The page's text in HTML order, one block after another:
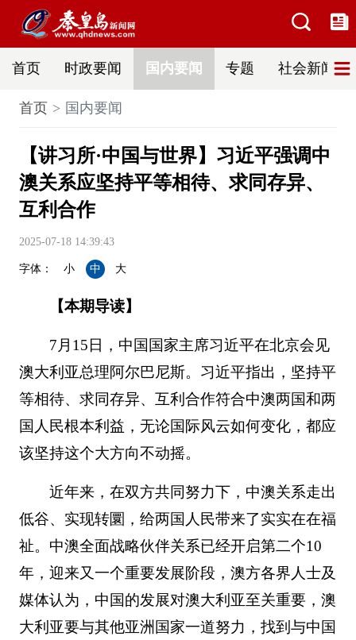
首页 时政要闻 国内要闻 专题 社会新闻
首页 国内要闻
【讲习所·中国与世界】习近平强调中
澳关系应坚持平等相待、求同存异、
互利合作
2025-07-18 14:39:43
字体： 小 中 大
【本期导读】
7月15日，中国国家主席习近平在北京会见
澳大利亚总理阿尔巴尼斯。习近平指出，坚持平
等相待、求同存异、互利合作符合中澳两国和两
国人民根本利益，无论国际风云如何变化，都应
该坚持这个大方向不动摇。
近年来，在双方共同努力下，中澳关系走出
低谷、实现转圜，给两国人民带来了实实在在福
祉。中澳全面战略伙伴关系已经开启第二个10
年，迎来又一个重要发展阶段，澳方各界人士及
媒体认为，中国的发展对澳大利亚至关重要，澳
大利亚要与其他亚洲国家一道努力，找到与中国